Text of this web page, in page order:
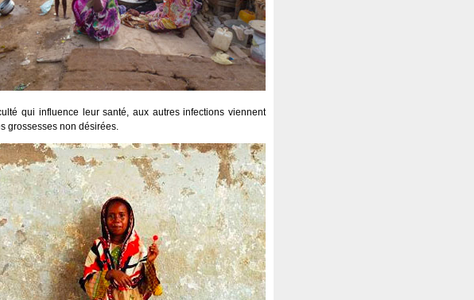
qui influence leur santé, aux autres infections viennent
grossesses non désirées.